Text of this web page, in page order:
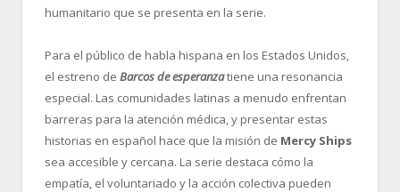
humanitario que se presenta en la serie.
Para el público de habla hispana en los Estados Unidos,
el estreno de Barcos de esperanzatiene una resonancia
especial. Las comunidades latinas a menudo enfrentan
barreras para la atención médica, y presentar estas
historias en español hace que la misión de Mercy Ships
sea accesible y cercana. La serie destaca cómo la
empatía, el voluntariado y la acción colectiva pueden